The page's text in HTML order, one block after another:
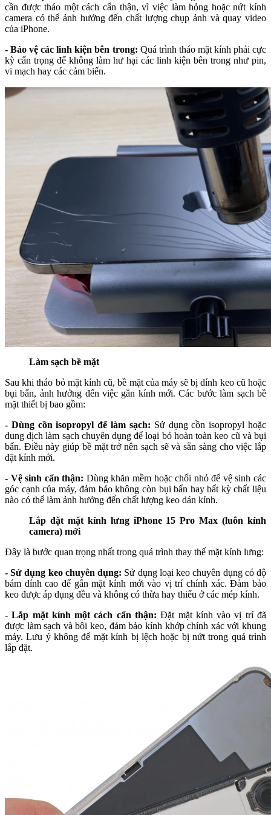
cần được tháo một cách cẩn thận, vì việc làm hỏng hoặc nứt kính
camera có thể ảnh hưởng đến chất lượng chụp ảnh và quay video
của iPhone.
- Bảo vệ các linh kiện bên trong: Quá trình tháo mặt kính phải cực
kỳ cẩn trọng để không làm hư hại các linh kiện bên trong như pin,
vi mạch hay các cảm biến.
Làm sạch bề mặt
Sau khi tháo bỏ mặt kính cũ, bề mặt của máy sẽ bị dính keo cũ hoặc
bụi bẩn, ảnh hưởng đến việc gắn kính mới. Các bước làm sạch bề
mặt thiết bị bao gồm:
- Dùng cồn isopropyl để làm sạch: Sử dụng cồn isopropyl hoặc
dung dịch làm sạch chuyên dụng để loại bỏ hoàn toàn keo cũ và bụi
bẩn. Điều này giúp bề mặt trở nên sạch sẽ và sẵn sàng cho việc lắp
đặt kính mới.
- Vệ sinh cẩn thận: Dùng khăn mềm hoặc chổi nhỏ để vệ sinh các
góc cạnh của máy, đảm bảo không còn bụi bẩn hay bất kỳ chất liệu
nào có thể làm ảnh hưởng đến chất lượng keo dán kính.
Lắp đặt mặt kính lưng iPhone 15 Pro Max (luôn kính
camera) mới
Đây là bước quan trọng nhất trong quá trình thay thế mặt kính lưng:
- Sử dụng keo chuyên dụng: Sử dụng loại keo chuyên dụng có độ
bám dính cao để gắn mặt kính mới vào vị trí chính xác. Đảm bảo
keo được áp dụng đều và không có thừa hay thiếu ở các mép kính.
- Lắp mặt kính một cách cẩn thận:Đặt mặt kính vào vị trí đã
được làm sạch và bôi keo, đảm bảo kính khớp chính xác với khung
máy. Lưu ý không để mặt kính bị lệch hoặc bị nứt trong quá trình
lắp đặt.